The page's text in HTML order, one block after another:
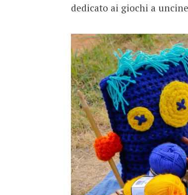
dedicato ai giochi a